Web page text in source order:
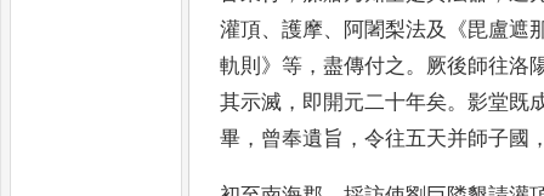
灌頂、護摩、 阿闍梨法及 《毘盧遮
軌則 》等 ，盡傳付之。 厥後師往洛
其示滅 ， 即開元二十年矣。影堂既
畢 ， 曾奉遺旨 ，令往五天并師子國